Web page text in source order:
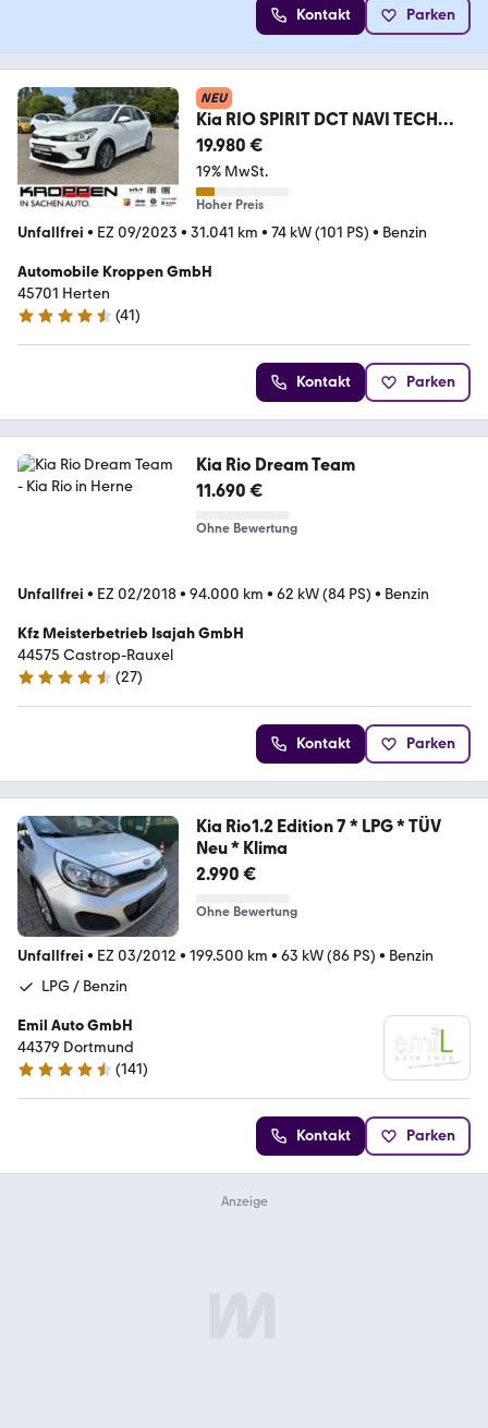
Kontakt Parken
NEU
Kia RIO SPIRIT DCT NAVI TECH
M+S-Allwetter
19.980 €
19% MwSt.
Hoher Preis
Unfallfrei • EZ 09/2023 • 31.041 km • 74 kW (101 PS) • Benzin
Automobile Kroppen GmbH
45701 Herten
4.6 Sterne
(41)
Kontakt Parken
Kia Rio Dream Team
11.690 €
Ohne Bewertung
Unfallfrei • EZ 02/2018• 94.000 km • 62 kW (84 PS) • Benzin
Kfz Meisterbetrieb Isajah GmbH
44575 Castrop-Rauxel
4.7 Sterne
(27)
Kontakt Parken
Kia Rio1.2 Edition 7 * LPG * TÜV
Neu * Klima
2.990 €
Ohne Bewertung
Unfallfrei • EZ 03/2012 • 199.500 km • 63 kW (86 PS) • Benzin
LPG / Benzin
Emil Auto GmbH
44379 Dortmund
4.7 Sterne
(141)
Kontakt Parken